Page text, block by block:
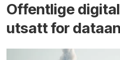
Offentlige
utsatt for